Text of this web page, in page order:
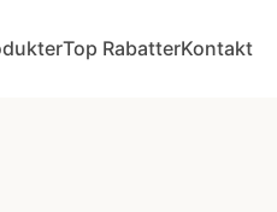
Top RabatterKontakt